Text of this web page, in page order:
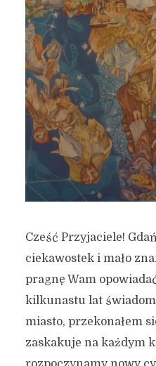
Cześć Przyjaciele!
ciekawostek i mało
pragnę Wam
kilkunastu lat
miasto, przekonałem
zaskakuje na każdym